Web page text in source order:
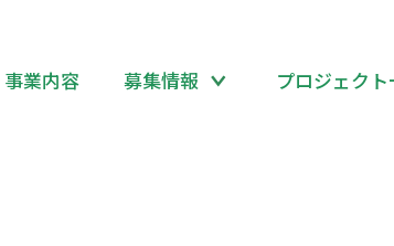
事業内容 募集情報 プロジェク